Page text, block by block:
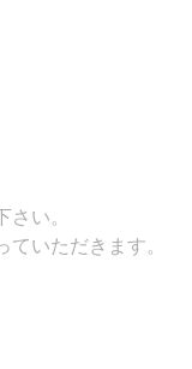
い。
いただきます。